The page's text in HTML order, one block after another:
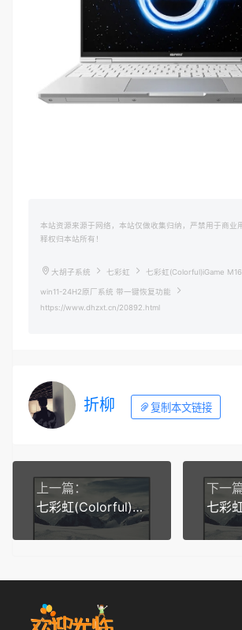
本站资源来源于网络，本站仅做收集归纳，严禁用于商业
释权归本站所有！
大胡子系统 七彩虹 七彩虹(Colorful)iGame
win11-24H2原厂系统 带一键恢复功能
https://www.dhzxt.cn/20892.html
折柳 复制本文链接
上一篇：
七彩虹(Colorful)隐星P16 I5X3 2025 win11-24H2原厂系统 带一键恢复功能
下一篇